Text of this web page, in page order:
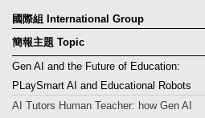
國際組 International Group
簡報主題 Topic
Gen AI and the Future of Education:
PLaySmart AI and Educational Robots
AI Tutors Human Teacher: how Gen AI